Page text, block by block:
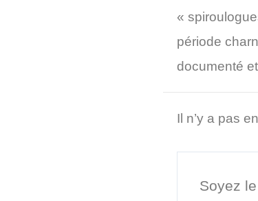
«
période
documenté
Il n’y a pas
Soyez